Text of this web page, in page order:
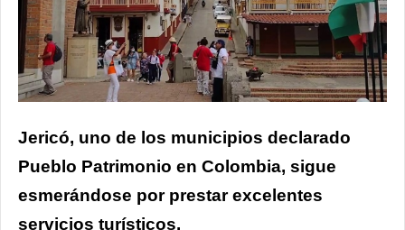
Jericó, uno de los municipios declarado
Pueblo Patrimonio en Colombia, sigue
esmerándose por prestar excelentes
servicios turísticos.